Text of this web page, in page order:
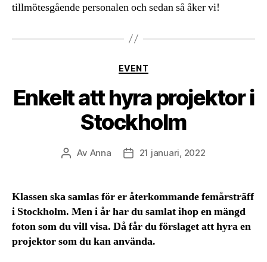
tillmötesgående personalen och sedan så åker vi!
Kategorier
EVENT
Enkelt att hyra projektor i
Stockholm
Inläggsförfattare
Av Anna Inläggsdatum
21 januari, 2022
Klassen ska samlas för er återkommande femårsträff
i Stockholm. Men i år har du samlat ihop en mängd
foton som du vill visa. Då får du förslaget att hyra en
projektor som du kan använda.